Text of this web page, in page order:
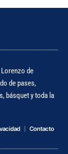
de
de pases,
básquet y toda la
Contacto